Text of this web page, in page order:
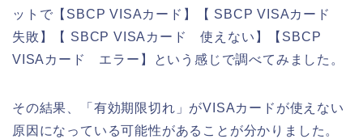
ットで【SBCP VISAカード】【 SBCP VISAカード
失敗】【 SBCP VISAカード 使えない】【SBCP
VISAカード エラー】という感じで調べてみました。
その結果、「有効期限切れ」がVISAカードが使えない
原因になっている可能性があることが分かりました。